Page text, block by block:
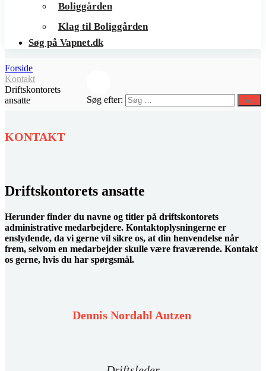
Boliggården
Klag til Boliggården
Søg på Vapnet.dk
Søg efter: Søg
Forside
Kontakt
Driftskontorets
ansatte
KONTAKT
Driftskontorets ansatte
Herunder finder du navne og titler på driftskontorets
administrative medarbejdere. Kontaktoplysningerne er
enslydende, da vi gerne vil sikre os, at din henvendelse når
frem, selvom en medarbejder skulle være fraværende. Kontakt
os gerne, hvis du har spørgsmål.
Dennis Nordahl Autzen